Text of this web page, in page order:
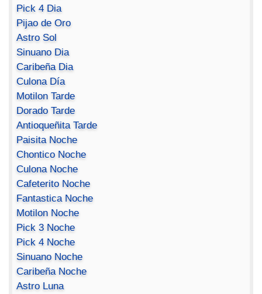
Pick 4 Dia
Pijao de Oro
Astro Sol
Sinuano Dia
Caribeña Dia
Culona Día
Motilon Tarde
Dorado Tarde
Antioqueñita Tarde
Paisita Noche
Chontico Noche
Culona Noche
Cafeterito Noche
Fantastica Noche
Motilon Noche
Pick 3 Noche
Pick 4 Noche
Sinuano Noche
Caribeña Noche
Astro Luna